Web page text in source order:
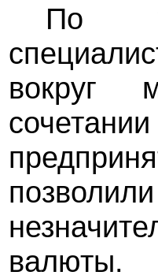
По
вокруг
валюты.